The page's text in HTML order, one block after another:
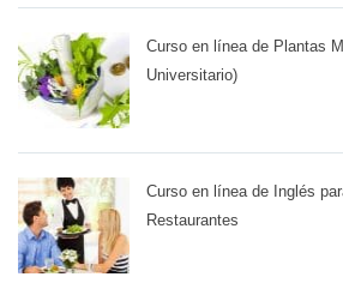
Curso en línea de Plantas
Universitario)
Curso en línea de Inglés
Restaurantes